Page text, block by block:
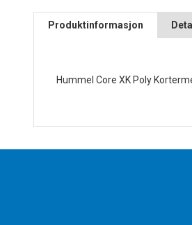
Produktinformasjon
Hummel Core XK Poly